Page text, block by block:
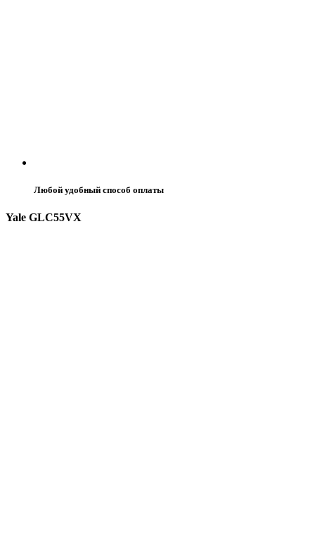
Любой удобный способ оплаты
Yale GLC55VX